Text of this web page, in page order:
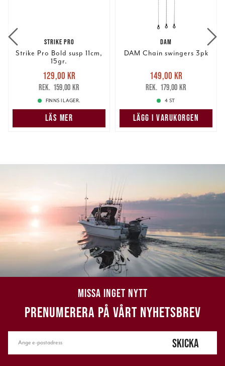
STRIKE PRO
Strike Pro Bold susp 11cm,
15gr.
Nuvarande pris
129,00 krTidigare pris
159,00 kr
129,00 kr
159,00 kr
FINNS I LAGER.
LÄS MER
DAM
DAM Chain swingers 3pk
Nuvarande pris
149,00 krTidigare pris
179,00 kr
149,00 kr
179,00 kr
4 ST
LÄGG I VARUKORGEN
MISSA INGET NYTT
PRENUMERERA PÅ VÅRT NYHETSBREV
SKICKA